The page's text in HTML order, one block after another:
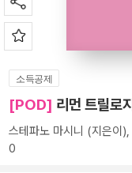
소득공제
[POD] 리먼 트릴로지
스테파노 마시니 (지은이),
0